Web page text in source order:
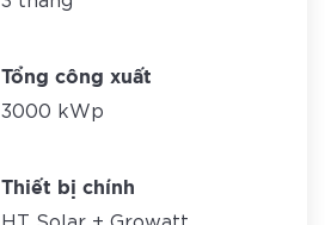
Tổng công xuất
3000 kWp
Thiết bị chính